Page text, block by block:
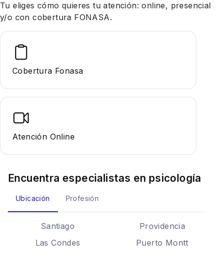
Tu eliges cómo quieres tu atención: online, presencial
y/o con cobertura FONASA.
Cobertura Fonasa
Atención Online
Encuentra especialistas en psicología
Ubicación Profesión
Santiago
Providencia
Las Condes
Puerto Montt